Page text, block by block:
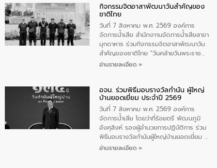
กิจกรรมจิตอาสาพัฒนาวันสําคัญของ
ชาติไทย
วันที่ 7 สิงหาคม พ.ศ. 2569 องค์การ
จัดการน้ำเสีย สำนักงาานจัดการน้ำเสียสาขา
มุกดาหาร ร่วมกิจกรรมจิตอาสาพัฒนาวัน
สําคัญของชาติไทย “วันคล้ายวันพระราช
สมภพ สมเด็จพระนางเจ้าสิริกิติ์พระบรม
ทิพย์คำ รองผู้ว่าราชการจังหวัดมุกดาหาร
เป็นประธานในพิธี ณ เรือนจําชั่วคราวนาโสก
ตําบลนาโสก อําเภอเมืองมุกดาหาร จังหวัด
มุกดาหาร โดยในกิจกรรมได้ร่วมปลูกป่า และ
ทําความสะอาดภายในบริเวณ จัดกิจกรรม
เพื่อถวายเป็นพระราชกุศล สมเด็จพระนาง
เจ้าสิริกิติ์พระบรมราชินีนาถ พระบรมราช
อ่านรายละเอียด »
อจน. ร่วมพิธีมอบรางวัลกำนัน ผู้ใหญ่
บ้านยอดเยี่ยม ประจำปี 2569
วันที่ 7 สิงหาคม พ.ศ. 2569 องค์การ
จัดการน้ำเสีย โดยว่าที่ร้อยตรี พัฒนภูมิ
อังศุสิงห์ รองผู้อำนวยการปฏิบัติการ ร่วม
พิธีมอบรางวัลกำนันผู้ใหญ่บ้านยอดเยี่ยม ณ
ทำเนียบรัฐบาล โดยมีนายอนุทิน ชาญวีรกูล
อ่านรายละเอียด »